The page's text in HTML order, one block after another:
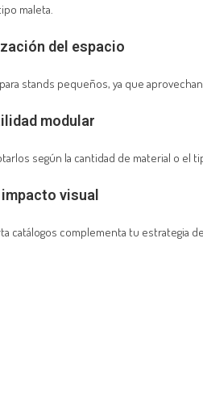
maleta.
del espacio
stands pequeños, ya que
modular
según la cantidad de material o
visual
catálogos complementa tu estrategia